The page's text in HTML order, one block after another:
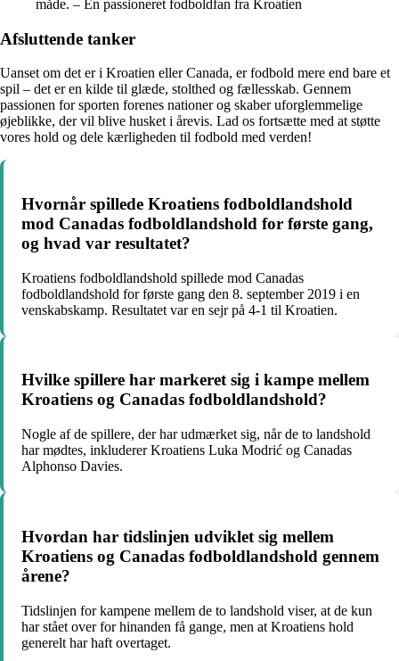
måde. – En passioneret fodboldfan fra Kroatien
Afsluttende tanker
Uanset om det er i Kroatien eller Canada, er fodbold mere end bare et
spil – det er en kilde til glæde, stolthed og fællesskab. Gennem
passionen for sporten forenes nationer og skaber uforglemmelige
øjeblikke, der vil blive husket i årevis. Lad os fortsætte med at støtte
vores hold og dele kærligheden til fodbold med verden!
Hvornår spillede Kroatiens fodboldlandshold
mod Canadas fodboldlandshold for første gang,
og hvad var resultatet?
Kroatiens fodboldlandshold spillede mod Canadas
fodboldlandshold for første gang den 8. september 2019 i en
venskabskamp. Resultatet var en sejr på 4-1 til Kroatien.
Hvilke spillere har markeret sig i kampe mellem
Kroatiens og Canadas fodboldlandshold?
Nogle af de spillere, der har udmærket sig, når de to landshold
har mødtes, inkluderer Kroatiens Luka Modrić og Canadas
Alphonso Davies.
Hvordan har tidslinjen udviklet sig mellem
Kroatiens og Canadas fodboldlandshold gennem
årene?
Tidslinjen for kampene mellem de to landshold viser, at de kun
har stået over for hinanden få gange, men at Kroatiens hold
generelt har haft overtaget.